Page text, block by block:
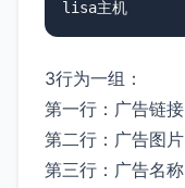
lisa主机
3行为一组：
第一行：广告链接
第二行：广告图片
第三行：广告名称